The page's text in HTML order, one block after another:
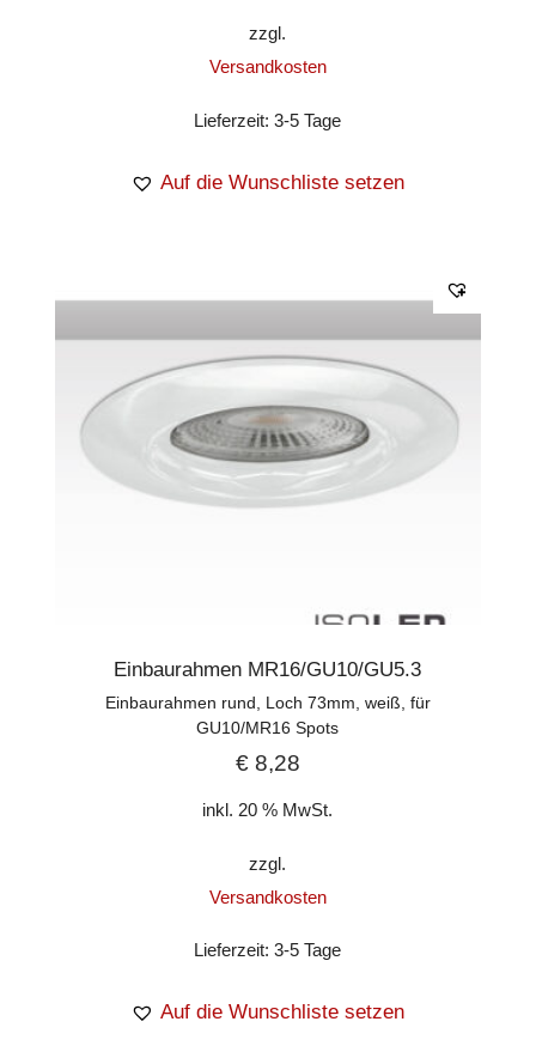
zzgl.
Versandkosten
Lieferzeit:3-5 Tage
Auf die Wunschliste setzen
Einbaurahmen MR16/GU10/GU5.3
Einbaurahmen rund, Loch 73mm, weiß, für
GU10/MR16 Spots
€8,28
inkl. 20 % MwSt.
zzgl.
Versandkosten
Lieferzeit:3-5 Tage
Auf die Wunschliste setzen